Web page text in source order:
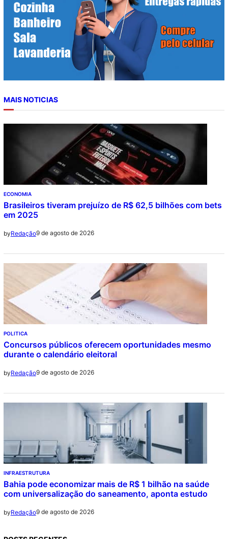
MAIS NOTICIAS
ECONOMIA
Brasileiros tiveram prejuízo de R$ 62,5 bilhões com bets
em 2025
byRedação9 de agosto de 2026
POLITICA
Concursos públicos oferecem oportunidades mesmo
durante o calendário eleitoral
byRedação9 de agosto de 2026
INFRAESTRUTURA
Bahia pode economizar mais de R$ 1 bilhão na saúde
com universalização do saneamento, aponta estudo
byRedação9 de agosto de 2026